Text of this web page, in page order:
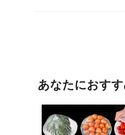
あなたにおすす